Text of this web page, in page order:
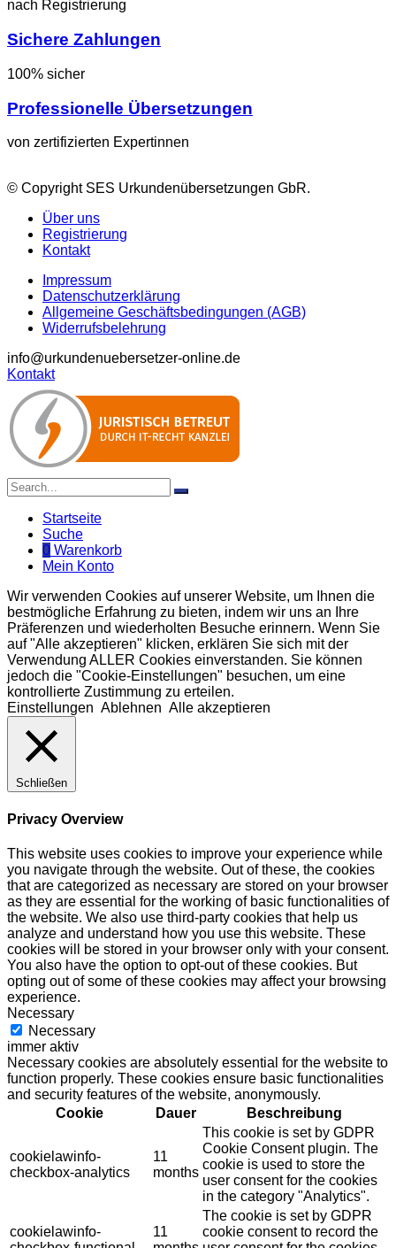
nach Registrierung
Sichere Zahlungen
100% sicher
Professionelle Übersetzungen
von zertifizierten Expertinnen
© Copyright SES Urkundenübersetzungen GbR.
Über uns
Registrierung
Kontakt
Impressum
Datenschutzerklärung
Allgemeine Geschäftsbedingungen (AGB)
Widerrufsbelehrung
info@urkundenuebersetzer-online.de
Kontakt
Startseite
Suche
0 Warenkorb
Mein Konto
Wir verwenden Cookies auf unserer Website, um Ihnen die
bestmögliche Erfahrung zu bieten, indem wir uns an Ihre
Präferenzen und wiederholten Besuche erinnern. Wenn Sie
auf "Alle akzeptieren" klicken, erklären Sie sich mit der
Verwendung ALLER Cookies einverstanden. Sie können
jedoch die "Cookie-Einstellungen" besuchen, um eine
kontrollierte Zustimmung zu erteilen.
Einstellungen Ablehnen Alle akzeptieren
Schließen
Privacy Overview
This website uses cookies to improve your experience while
you navigate through the website. Out of these, the cookies
that are categorized as necessary are stored on your browser
as they are essential for the working of basic functionalities of
the website. We also use third-party cookies that help us
analyze and understand how you use this website. These
cookies will be stored in your browser only with your consent.
You also have the option to opt-out of these cookies. But
opting out of some of these cookies may affect your browsing
experience.
Necessary
Necessary
immer aktiv
Necessary cookies are absolutely essential for the website to
function properly. These cookies ensure basic functionalities
and security features of the website, anonymously.
Cookie
Dauer Beschreibung
cookielawinfo-
checkbox-analytics
11
months
This cookie is set by GDPR
Cookie Consent plugin. The
cookie is used to store the
user consent for the cookies
in the category "Analytics".
cookielawinfo-
11
The cookie is set by GDPR
cookie consent to record the